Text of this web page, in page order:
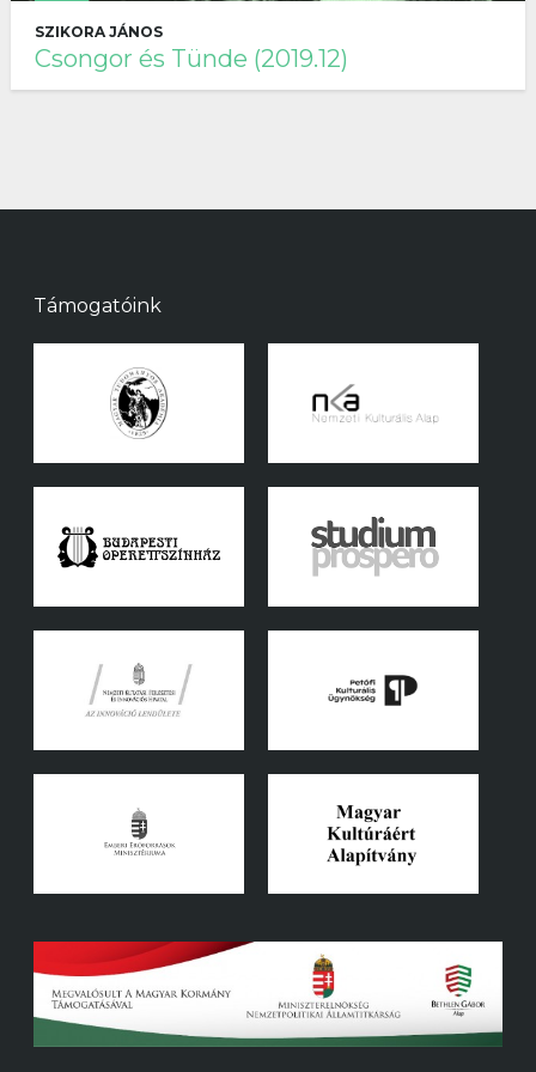
SZIKORA JÁNOS
Csongor és Tünde (2019.12)
Támogatóink